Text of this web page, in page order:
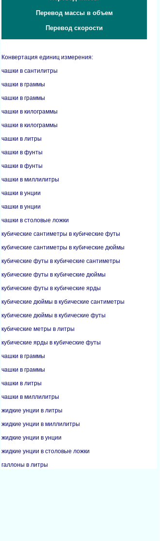
Перевод массы в объем
Перевод скорости
Конвертация единиц измерения:
чашки в сантилитры
чашки в граммы
чашки в граммы
чашки в килограммы
чашки в килограммы
чашки в литры
чашки в фунты
чашки в фунты
чашки в миллилитры
чашки в унции
чашки в унции
чашки в столовые ложки
кубические сантиметры в кубические футы
кубические сантиметры в кубические дюймы
кубические футы в кубические сантиметры
кубические футы в кубические дюймы
кубические футы в кубические ярды
кубические дюймы в кубические сантиметры
кубические дюймы в кубические футы
кубические метры в литры
кубические ярды в кубические футы
чашки в граммы
чашки в граммы
чашки в литры
чашки в миллилитры
жидкие унции в литры
жидкие унции в миллилитры
жидкие унции в унции
жидкие унции в столовые ложки
галлоны в литры